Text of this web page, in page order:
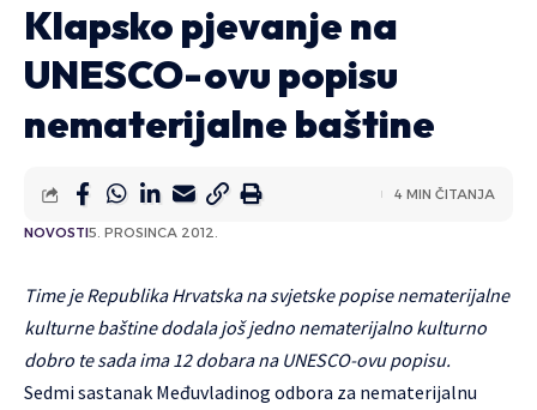
Klapsko pjevanje na
UNESCO-ovu popisu
nematerijalne baštine
NOVOSTI5. PROSINCA 2012.
4 MIN ČITANJA
Time je Republika Hrvatska na svjetske popise nematerijalne
kulturne baštine dodala još jedno nematerijalno kulturno
dobro te sada ima 12 dobara na UNESCO-ovu popisu.
Sedmi sastanak Međuvladinog odbora za nematerijalnu